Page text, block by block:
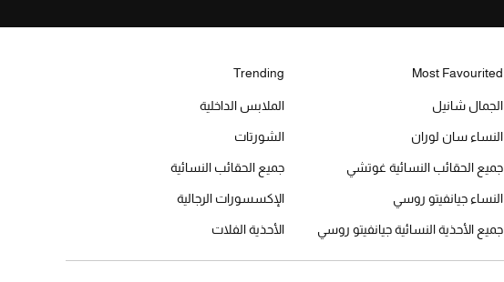
Most Favourited
الجمال شانيل
النساء سان لوران
جميع الحقائب النسائية غوتشي
النساء جيانفيتو روسي
جميع الأحذية النسائية جيانفيتو روسي
Trending
الملابس الداخلية
الشورتات
جميع الحقائب النسائية
الإكسسورات الرجالية
الأحذية الفلات